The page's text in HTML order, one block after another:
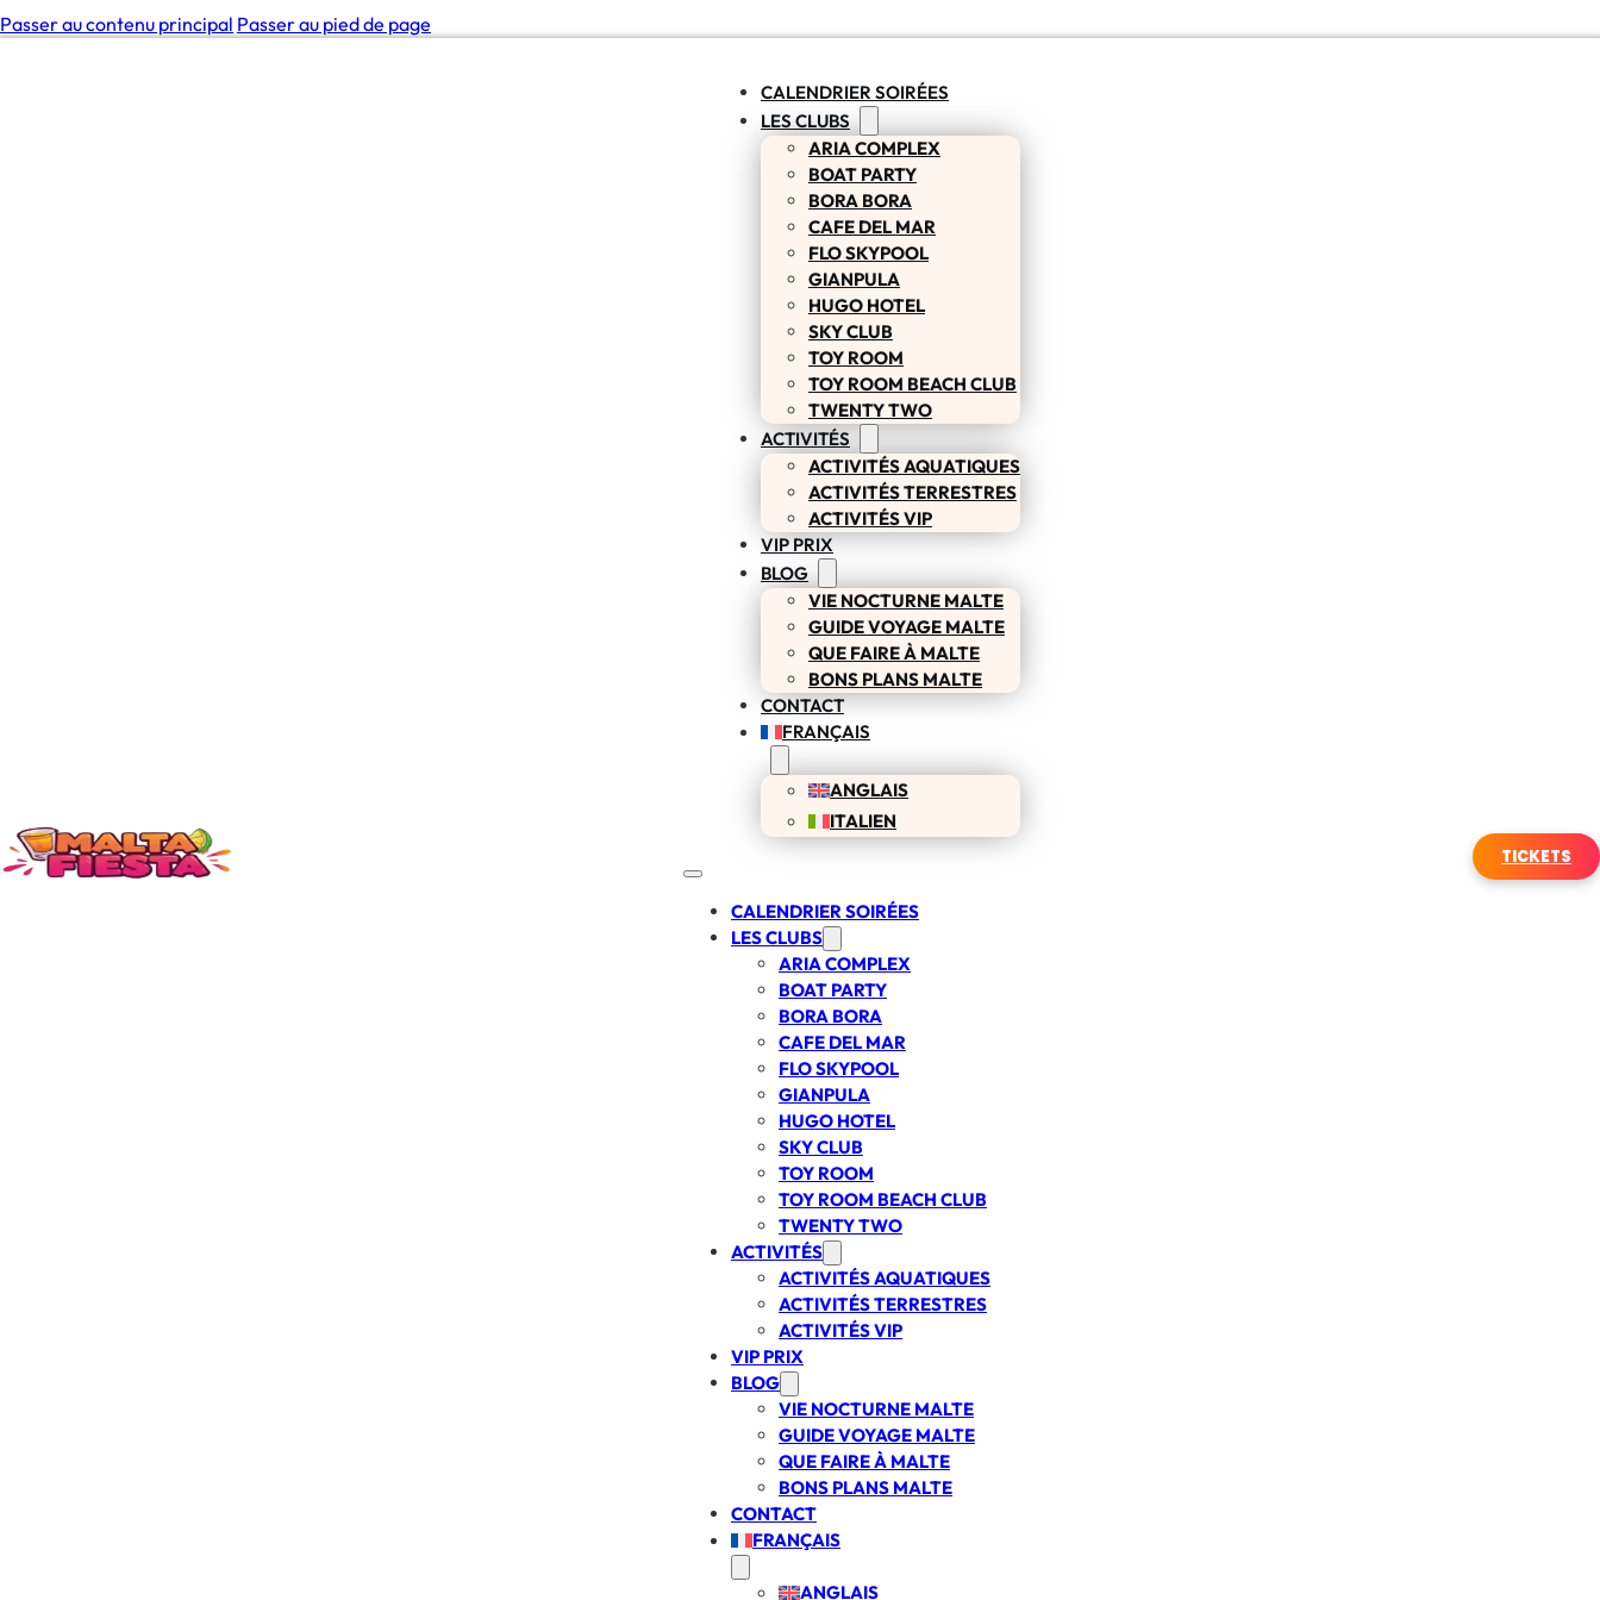
Passer au contenu principal Passer au pied de page
CALENDRIER SOIRÉES
LES CLUBS
ARIA COMPLEX
BOAT PARTY
BORA BORA
CAFE DEL MAR
FLO SKYPOOL
GIANPULA
HUGO HOTEL
SKY CLUB
TOY ROOM
TOY ROOM BEACH CLUB
TWENTY TWO
ACTIVITÉS
ACTIVITÉS AQUATIQUES
ACTIVITÉS TERRESTRES
ACTIVITÉS VIP
VIP PRIX
BLOG
VIE NOCTURNE MALTE
GUIDE VOYAGE MALTE
QUE FAIRE À MALTE
BONS PLANS MALTE
CONTACT
FRANÇAIS
ANGLAIS
ITALIEN
CALENDRIER SOIRÉES
LES CLUBS
ARIA COMPLEX
BOAT PARTY
BORA BORA
CAFE DEL MAR
FLO SKYPOOL
GIANPULA
HUGO HOTEL
SKY CLUB
TOY ROOM
TOY ROOM BEACH CLUB
TWENTY TWO
ACTIVITÉS
ACTIVITÉS AQUATIQUES
ACTIVITÉS TERRESTRES
ACTIVITÉS VIP
VIP PRIX
BLOG
VIE NOCTURNE MALTE
GUIDE VOYAGE MALTE
QUE FAIRE À MALTE
BONS PLANS MALTE
CONTACT
FRANÇAIS
ANGLAIS
TICKETS